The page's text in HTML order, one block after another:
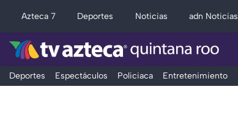
Azteca 7 Deportes Noticias adn Noticias
Deportes Espectáculos Policiaca Entretenimiento